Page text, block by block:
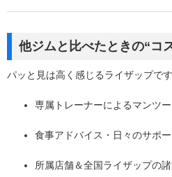
他ジムと比べたときの“コ
パッと見は高く感じるライザップで
専属トレーナーによるマンツ
食事アドバイス・日々のサポー
所属店舗＆全国ライザップの